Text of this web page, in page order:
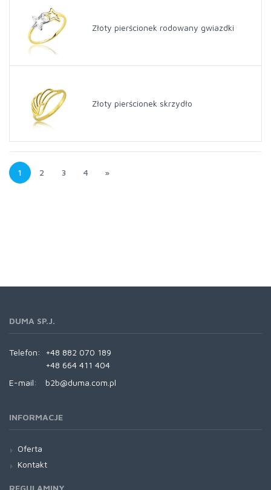
Złoty pierścionek rodowany gwiazdki
Złoty pierścionek skrzydło
1 2 3 4 »
DUMA SP.J.
Telefon:
+48 882 070 189
+48 664 411 404
E-mail:
b2b@duma.com.pl
INFORMACJE
Oferta
Kontakt
REGULAMINY